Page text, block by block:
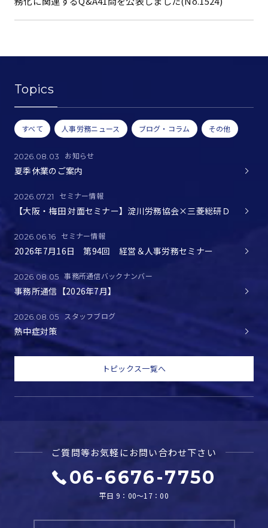
Topics
すべて 人事労務ニュース ブログ・コラム その他
2026.08.03 お知らせ
夏季休業のご案内
2026.07.21 セミナー情報
【大阪・梅田 対面セミナー】淀川労務協会×三菱総研Ｄ
2026.06.16 セミナー情報
2026年7月16日 第94回 経営＆人事労務セミナー
2026.08.05 事務所通信バックナンバー
事務所通信【2026年7月】
2026.08.05 スタッフブログ
熱中症対策
トピックス一覧へ
ご質問等お気軽にお問い合わせ下さい
06-6676-7750
平日 9：00～17：00